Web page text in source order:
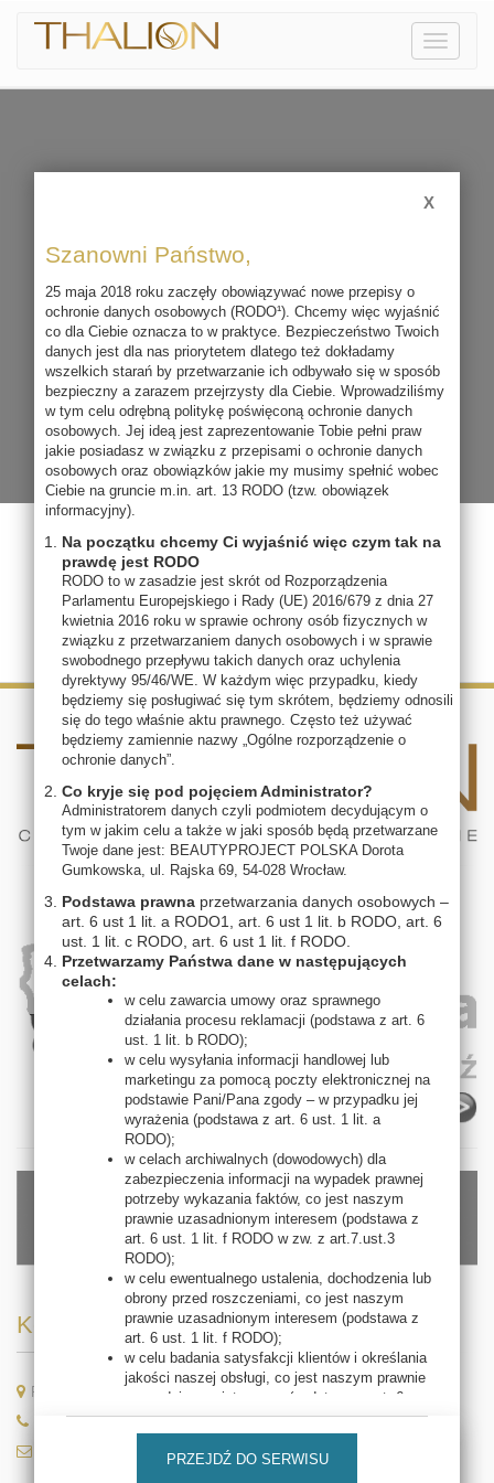
Szanowni Państwo,
25 maja 2018 roku zaczęły obowiązywać nowe przepisy o
ochronie danych osobowych (RODO¹). Chcemy więc wyjaśnić
co dla Ciebie oznacza to w praktyce. Bezpieczeństwo Twoich
danych jest dla nas priorytetem dlatego też dokładamy
wszelkich starań by przetwarzanie ich odbywało się w sposób
bezpieczny a zarazem przejrzysty dla Ciebie. Wprowadziliśmy
w tym celu odrębną politykę poświęconą ochronie danych
osobowych. Jej ideą jest zaprezentowanie Tobie pełni praw
jakie posiadasz w związku z przepisami o ochronie danych
osobowych oraz obowiązków jakie my musimy spełnić wobec
Ciebie na gruncie m.in. art. 13 RODO (tzw. obowiązek
informacyjny).
Na początku chcemy Ci wyjaśnić więc czym tak na
prawdę jest RODO
RODO to w zasadzie jest skrót od Rozporządzenia
Parlamentu Europejskiego i Rady (UE) 2016/679 z dnia 27
kwietnia 2016 roku w sprawie ochrony osób fizycznych w
związku z przetwarzaniem danych osobowych i w sprawie
swobodnego przepływu takich danych oraz uchylenia
dyrektywy 95/46/WE. W każdym więc przypadku, kiedy
będziemy się posługiwać się tym skrótem, będziemy odnosili
się do tego właśnie aktu prawnego. Często też używać
będziemy zamiennie nazwy „Ogólne rozporządzenie o
ochronie danych”.
Co kryje się pod pojęciem Administrator?
Administratorem danych czyli podmiotem decydującym o
tym w jakim celu a także w jaki sposób będą przetwarzane
Twoje dane jest: BEAUTYPROJECT POLSKA Dorota
Gumkowska, ul. Rajska 69, 54-028 Wrocław.
Podstawa prawna przetwarzania danych osobowych –
art. 6 ust 1 lit. a RODO1, art. 6 ust 1 lit. b RODO, art. 6
ust. 1 lit. c RODO, art. 6 ust 1 lit. f RODO.
Przetwarzamy Państwa dane w następujących
celach:
w celu zawarcia umowy oraz sprawnego
działania procesu reklamacji (podstawa z art. 6
ust. 1 lit. b RODO);
w celu wysyłania informacji handlowej lub
marketingu za pomocą poczty elektronicznej na
podstawie Pani/Pana zgody – w przypadku jej
wyrażenia (podstawa z art. 6 ust. 1 lit. a
RODO);
w celach archiwalnych (dowodowych) dla
zabezpieczenia informacji na wypadek prawnej
potrzeby wykazania faktów, co jest naszym
prawnie uzasadnionym interesem (podstawa z
art. 6 ust. 1 lit. f RODO w zw. z art.7.ust.3
RODO);
w celu ewentualnego ustalenia, dochodzenia lub
obrony przed roszczeniami, co jest naszym
prawnie uzasadnionym interesem (podstawa z
art. 6 ust. 1 lit. f RODO);
w celu badania satysfakcji klientów i określania
jakości naszej obsługi, co jest naszym prawnie
uzasadnionym interesem (podstawa z art. 6
ust. 1 lit. f RODO);
w celu oferowania Pani/Pana przez nas
produktów i usług bezpośrednio (marketing
X
PRZEJDŹ DO SERWISU
Pokaż
Kontakt
Rajska 69, 54-028 Wrocław
71 788 96 94/95, 603 634 468